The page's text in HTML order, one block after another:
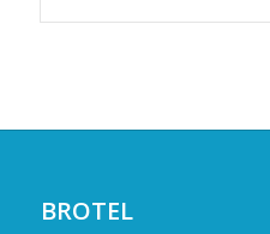
BROTEL